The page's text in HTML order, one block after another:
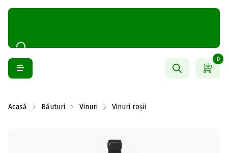
0
Acasă Băuturi Vinuri Vinuri roșii